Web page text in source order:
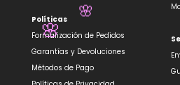
Políticas
Formalización de Pedidos
Garantías y Devoluciones
Métodos de Pago
🌸
🌸